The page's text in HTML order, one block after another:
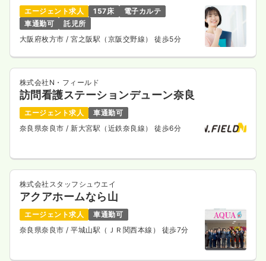
エージェント求人 157床
電子カルテ
車通勤可
託児所
大阪府枚方市 / 宮之阪駅（京阪交野線） 徒歩5分
株式会社N・フィールド
訪問看護ステーションデューン奈良
エージェント求人
車通勤可
奈良県奈良市/ 新大宮駅（近鉄奈良線） 徒歩6分
株式会社スタッフシュウエイ
アクアホームなら山
エージェント求人
車通勤可
奈良県奈良市/ 平城山駅（ＪＲ関西本線） 徒歩7分